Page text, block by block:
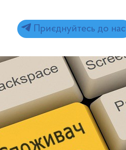
Приєднуйтесь до нас